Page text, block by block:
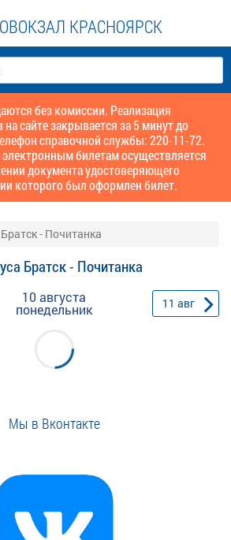
КРАСНОЯРСК
без комиссии. Реализация
сайте закрывается за 5 минут до
справочной службы: 220-11-72.
электронным билетам осуществляется
документа удостоверяющего
которого был оформлен билет.
- Почитанка
Братск - Почитанка
10 августа
понедельник 11 авг
Мы в Вконтакте